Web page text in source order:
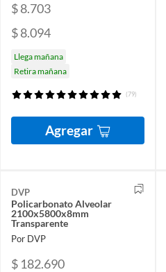
$ 8.703
$ 8.094
Llega mañana
Retira mañana
(79)
Agregar
DVP
Policarbonato Alveolar
2100x5800x8mm
Transparente
Por DVP
$ 182.690